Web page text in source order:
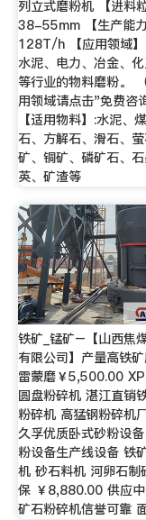
列立式磨粉机 【进料
38-55mm 【生产能
128T/h 【应用领域
水泥、电力、冶金、
等行业的物料磨粉。
用领域请点击"免费咨
【适用物料】:水泥、
石、方解石、滑石、
矿、铜矿、磷矿石、
英、矿渣等
铁矿_锰矿–【山西焦
有限公司】产量高铁
雷蒙磨￥5,500.00
圆盘粉碎机 湛江直销
粉碎机 高猛钢粉碎机
久孚优质卧式砂粉设
粉设备生产线设备 铁
机 砂石料机 河卵石制
保 ￥8,880.00 供应
矿石粉碎机信誉可靠